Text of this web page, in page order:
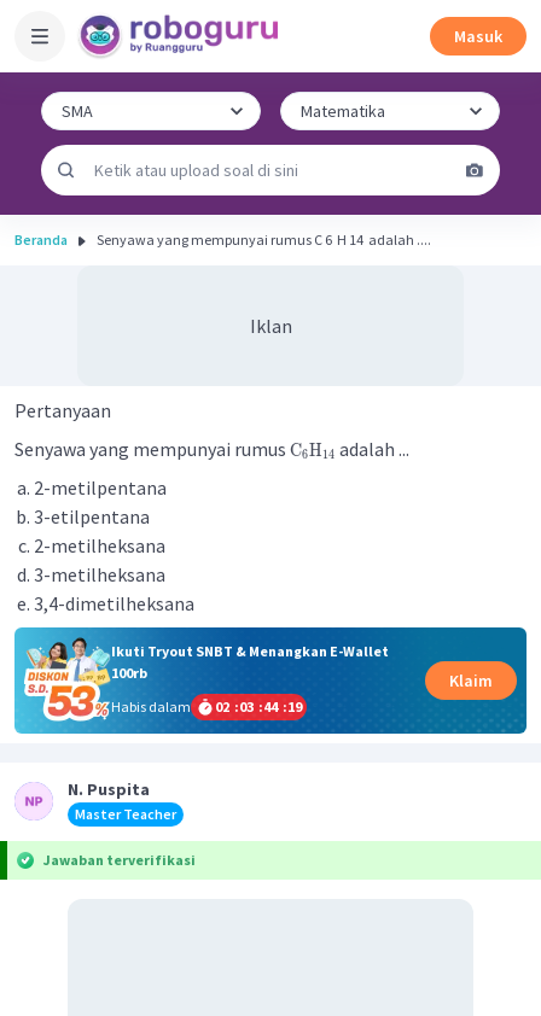
Masuk
Beranda Senyawa yang mempunyai rumus C 6 ​ H 14 ​ adalah ....
Iklan
Pertanyaan
Senyawa yang mempunyai rumus C6H14 adalah ...
2-metilpentana
3-etilpentana
2-metilheksana
3-metilheksana
3,4-dimetilheksana
Ikuti Tryout SNBT & Menangkan E-Wallet
100rb
Habis dalam
02 :03 :44 :19
Klaim
N. Puspita
Master Teacher
Jawaban terverifikasi